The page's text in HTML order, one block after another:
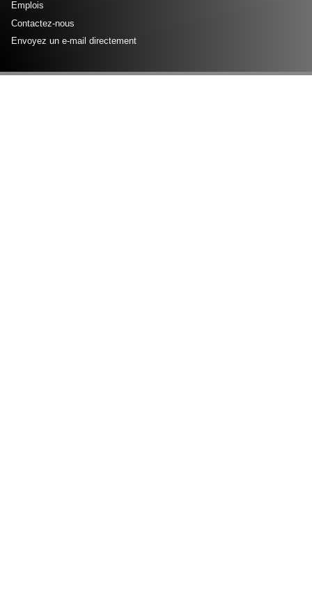
Emplois
Contactez-nous
Envoyez un e-mail directement